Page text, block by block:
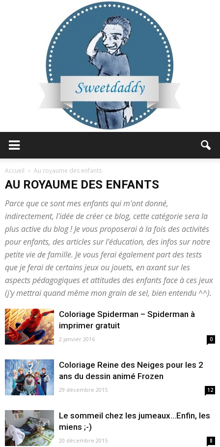
Accueil Au royaume des enfants
AU ROYAUME DES ENFANTS
Parce que ce sont mes enfants qui m'ont donné,
indirectement, l'idée de créer ce blog, cette catégorie sera la
plus active du blog ! Je vous proposerai à la fois des activités
pour enfants, des articles sur l'éducation, des infos sur notre
petite vie de famille. Je vous ferai également part des tests
que je ferai de certains jeux ou jouets, en axant sur les
aspects pédagogiques et attitudes des enfants face à ces jeux
(j'y mettrai quand même mon grain de sel, bien entendu ^^).
Coloriage Spiderman – Spiderman à
imprimer gratuit
2 janvier 2016 0
Coloriage Reine des Neiges pour les 2
ans du dessin animé Frozen
29 décembre 2015 12
Le sommeil chez les jumeaux…Enfin, les
miens ;-)
20 décembre 2015 8